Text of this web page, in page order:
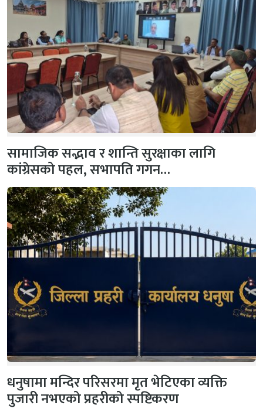
सामाजिक सद्भाव र शान्ति सुरक्षाका लागि
कांग्रेसको पहल, सभापति गगन…
धनुषामा मन्दिर परिसरमा मृत भेटिएका व्यक्ति
पुजारी नभएको प्रहरीको स्पष्टिकरण